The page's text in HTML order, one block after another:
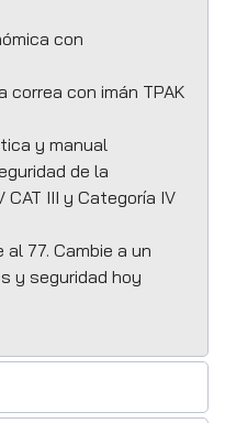
con
correa con imán TPAK
y manual
de la
III y Categoría IV
77. Cambie a un
y seguridad hoy